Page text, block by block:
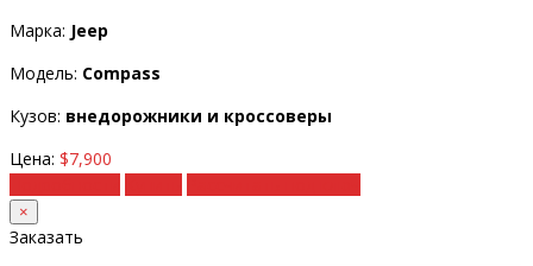
Марка: Jeep
Модель: Compass
Кузов: внедорожники и кроссоверы
Цена: $7,900
×
Заказать